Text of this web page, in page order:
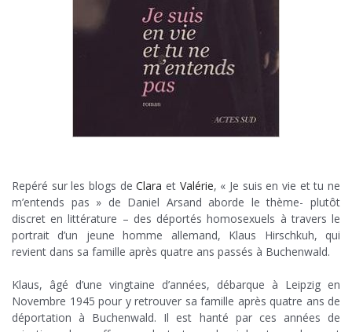
Repéré sur les blogs deClara et Valérie, « Je suis en vie et tu ne
m’entends pas » de Daniel Arsand aborde le thème- plutôt
discret en littérature – des déportés homosexuels à travers le
portrait d’un jeune homme allemand, Klaus Hirschkuh, qui
revient dans sa famille après quatre ans passés à Buchenwald.
Klaus, âgé d’une vingtaine d’années, débarque à Leipzig en
Novembre 1945 pour y retrouver sa famille après quatre ans de
déportation à Buchenwald. Il est hanté par ces années de